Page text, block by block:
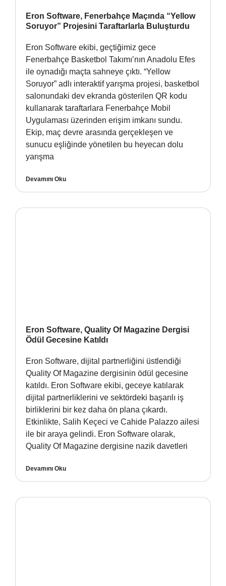
Eron Software, Fenerbahçe Maçında “Yellow
Soruyor” Projesini Taraftarlarla Buluşturdu
Eron Software ekibi, geçtiğimiz gece
Fenerbahçe Basketbol Takımı’nın Anadolu Efes
ile oynadığı maçta sahneye çıktı. “Yellow
Soruyor” adlı interaktif yarışma projesi, basketbol
salonundaki dev ekranda gösterilen QR kodu
kullanarak taraftarlara Fenerbahçe Mobil
Uygulaması üzerinden erişim imkanı sundu.
Ekip, maç devre arasında gerçekleşen ve
sunucu eşliğinde yönetilen bu heyecan dolu
yarışma
Devamını Oku
Eron Software, Quality Of Magazine Dergisi
Ödül Gecesine Katıldı
Eron Software, dijital partnerliğini üstlendiği
Quality Of Magazine dergisinin ödül gecesine
katıldı. Eron Software ekibi, geceye katılarak
dijital partnerliklerini ve sektördeki başarılı iş
birliklerini bir kez daha ön plana çıkardı.
Etkinlikte, Salih Keçeci ve Cahide Palazzo ailesi
ile bir araya gelindi. Eron Software olarak,
Quality Of Magazine dergisine nazik davetleri
Devamını Oku